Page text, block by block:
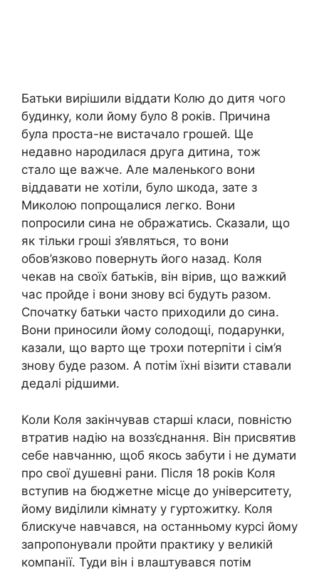
Батьки вирішили віддати Колю до дитя чого
будинку, коли йому було 8 років. Причина
була проста-не вистачало грошей. Ще
недавно народилася друга дитина, тож
стало ще важче. Але маленького вони
віддавати не хотіли, було шкода, зате з
Миколою попрощалися легко. Вони
попросили сина не ображатись. Сказали, що
як тільки гроші з’являться, то вони
обов’язково повернуть його назад. Коля
чекав на своїх батьків, він вірив, що важкий
час пройде і вони знову всі будуть разом.
Спочатку батьки часто приходили до сина.
Вони приносили йому солодощі, подарунки,
казали, що варто ще трохи потерпіти і сім’я
знову буде разом. А потім їхні візити ставали
дедалі рідшими.
Коли Коля закінчував старші класи, повністю
втратив надію на возз’єднання. Він присвятив
себе навчанню, щоб якось забути і не думати
про свої душевні рани. Після 18 років Коля
вступив на бюджетне місце до університету,
йому виділили кімнату у гуртожитку. Коля
блискуче навчався, на останньому курсі йому
запропонували пройти практику у великій
компанії. Туди він і влаштувався потім